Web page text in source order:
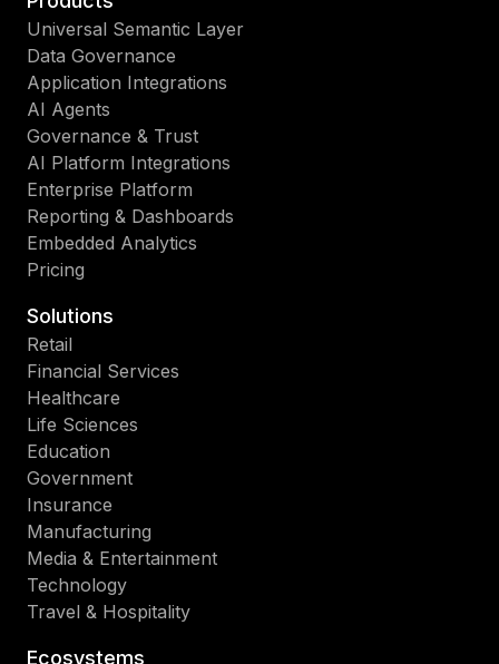
Universal Semantic Layer
Data Governance
Application Integrations
AI Agents
Governance & Trust
AI Platform Integrations
Enterprise Platform
Reporting & Dashboards
Embedded Analytics
Pricing
Solutions
Retail
Financial Services
Healthcare
Life Sciences
Education
Government
Insurance
Manufacturing
Media & Entertainment
Technology
Travel & Hospitality
Ecosystems